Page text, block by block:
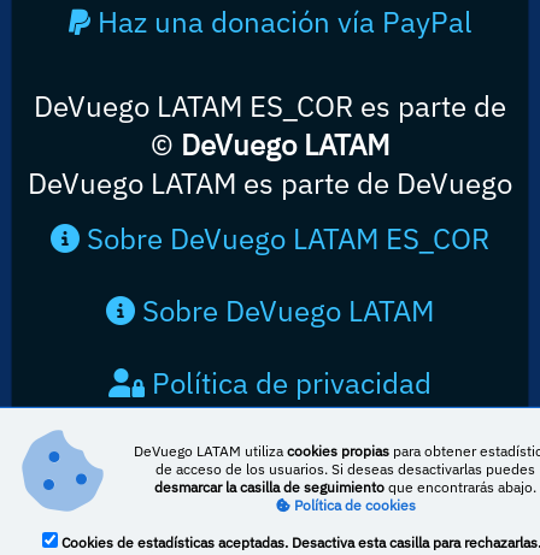
Haz una donación vía PayPal
DeVuego LATAM ES_COR es parte de
© DeVuego LATAM
DeVuego LATAM es parte de DeVuego
Sobre DeVuego LATAM ES_COR
Sobre DeVuego LATAM
Política de privacidad
Contacto
DeVuego LATAM utilizacookies propias para obtener
de acceso de los usuarios. Si deseas desactivarlas puedes
desmarcar la casilla de seguimiento que encontrarás abajo.
Política de cookies
Cookies de estadísticas aceptadas. Desactiva esta casilla para rechazarlas.